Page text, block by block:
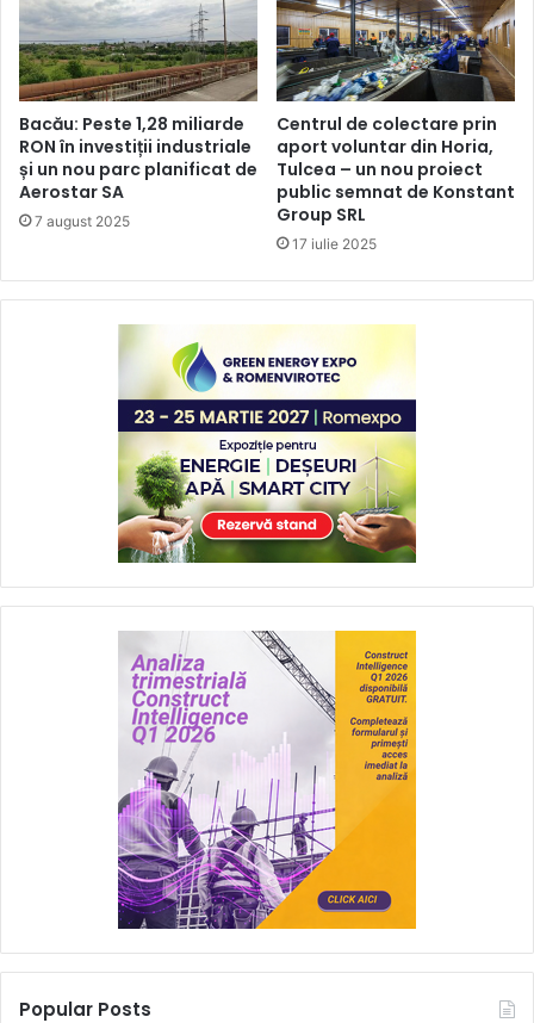
Bacău: Peste 1,28 miliarde
RON în investiții industriale
și un nou parc planificat de
Aerostar SA
7 august 2025
Centrul de colectare prin
aport voluntar din Horia,
Tulcea – un nou proiect
public semnat de Konstant
Group SRL
17 iulie 2025
Popular Posts